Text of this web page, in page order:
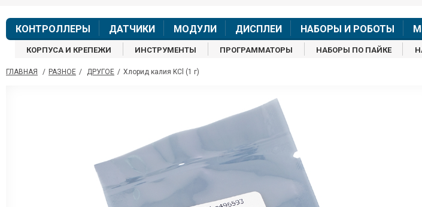
КОНТРОЛЛЕРЫ ДАТЧИКИ МОДУЛИ ДИСПЛЕИ НАБОРЫ И РОБОТЫ
КОРПУСА И КРЕПЕЖИ ИНСТРУМЕНТЫ ПРОГРАММАТОРЫ НАБОРЫ ПО ПАЙКЕ
ГЛАВНАЯ / РАЗНОЕ / ДРУГОЕ / Хлорид калия KCl (1 г)
звонки и аудио сообщения не
Менеджер
shop@iarduino.ru
По техническим вопросам
shop@iarduino.ru